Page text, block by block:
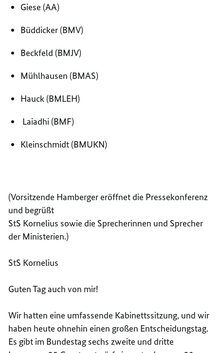
Giese (AA)
Büddicker (BMV)
Beckfeld (BMJV)
Mühlhausen (BMAS)
Hauck (BMLEH)
Laiadhi (BMF)
Kleinschmidt (BMUKN)
(Vorsitzende Hamberger eröffnet die Pressekonferenz
und begrüßt
StS Kornelius sowie die Sprecherinnen und Sprecher
der Ministerien.)
StS Kornelius
Guten Tag auch von mir!
Wir hatten eine umfassende Kabinettssitzung, und wir
haben heute ohnehin einen großen Entscheidungstag.
Es gibt im Bundestag sechs zweite und dritte